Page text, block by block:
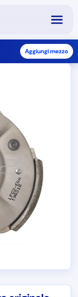
Aggiungi mezzo